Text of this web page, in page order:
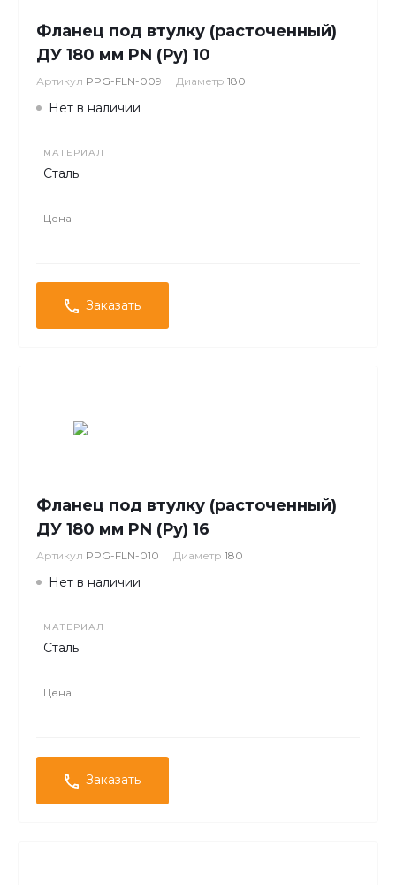
Фланец под втулку (расточенный)
ДУ 180 мм PN (Ру) 10
Артикул PPG-FLN-009 Диаметр 180
Нет в наличии
МАТЕРИАЛ
Сталь
Цена
Заказать
Фланец под втулку (расточенный)
ДУ 180 мм PN (Ру) 16
Артикул PPG-FLN-010 Диаметр 180
Нет в наличии
МАТЕРИАЛ
Сталь
Цена
Заказать